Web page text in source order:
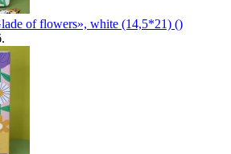
of flowers», white (14,5*21) ()